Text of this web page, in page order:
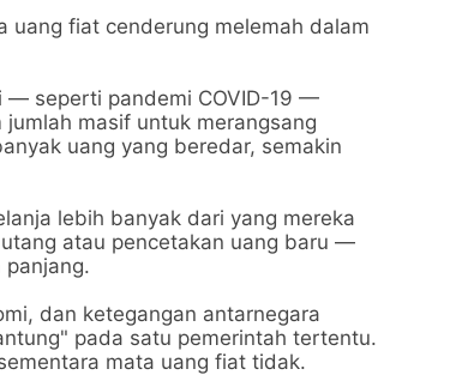
fiat cenderung melemah dalam
— seperti pandemi COVID-19 —
masif untuk merangsang
uang yang beredar, semakin
lebih banyak dari yang mereka
atau pencetakan uang baru —
panjang.
dan ketegangan antarnegara
pada satu pemerintah tertentu.
mata uang fiat tidak.